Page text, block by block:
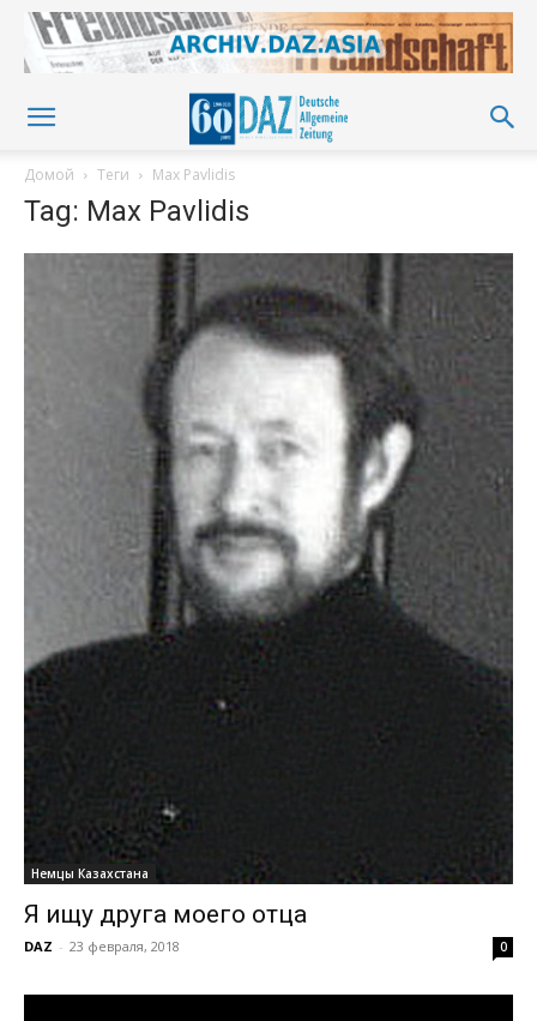
Домой Теги Max Pavlidis
Tag: Max Pavlidis
Немцы Казахстана
Я ищу друга моего отца
DAZ - 23 февраля, 2018 0